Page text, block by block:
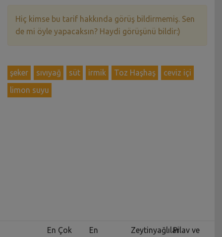
Hiç kimse bu tarif hakkında görüş bildirmemiş. Sen
de mi öyle yapacaksın? Haydi görüşünü bildir:)
şeker sıvıyağ süt irmik Toz Haşhaş
ceviz içi
limon suyu
En Çok
En
ZeytinyağlılarPilav ve